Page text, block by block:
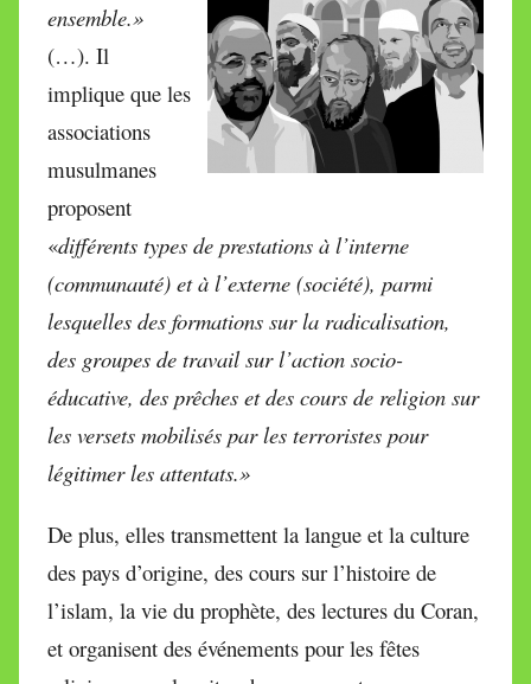
ensemble.»
(…). Il
implique que les
associations
musulmanes
proposent
«différents types de prestations à l’interne
(communauté) et à l’externe (société), parmi
lesquelles des formations sur la radicalisation,
des groupes de travail sur l’action socio-
éducative, des prêches et des cours de religion sur
les versets mobilisés par les terroristes pour
légitimer les attentats.»
De plus, elles transmettent la langue et la culture
des pays d’origine, des cours sur l’histoire de
l’islam, la vie du prophète, des lectures du Coran,
et organisent des événements pour les fêtes